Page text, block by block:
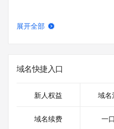
展开全部
域名快捷入口
新人权益 域名
域名续费 一